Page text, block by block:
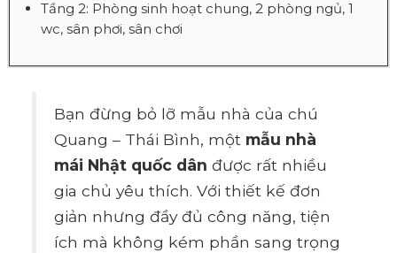
Tầng 2: Phòng sinh hoạt chung, 2 phòng ngủ, 1
wc, sân phơi, sân chơi
Bạn đừng bỏ lỡ mẫu nhà của chú
Quang – Thái Bình, một mẫu nhà
mái Nhật quốc dânđược rất nhiều
gia chủ yêu thích. Với thiết kế đơn
giản nhưng đầy đủ công năng, tiện
ích mà không kém phần sang trọng